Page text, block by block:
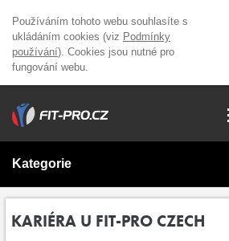
Používáním tohoto webu souhlasíte s
ukládáním cookies (viz Podmínky
používání). Cookies jsou nutné pro
fungování webu.
GDPR
Přihlášení
Kategorie
KARIÉRA U FIT-PRO CZECH